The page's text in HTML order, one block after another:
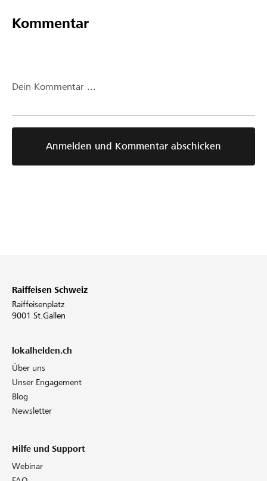
Kommentar
Dein Kommentar ...
Anmelden und Kommentar abschicken
Raiffeisen Schweiz
Raiffeisenplatz
9001 St.Gallen
lokalhelden.ch
Über uns
Unser Engagement
Blog
Newsletter
Hilfe und Support
Webinar